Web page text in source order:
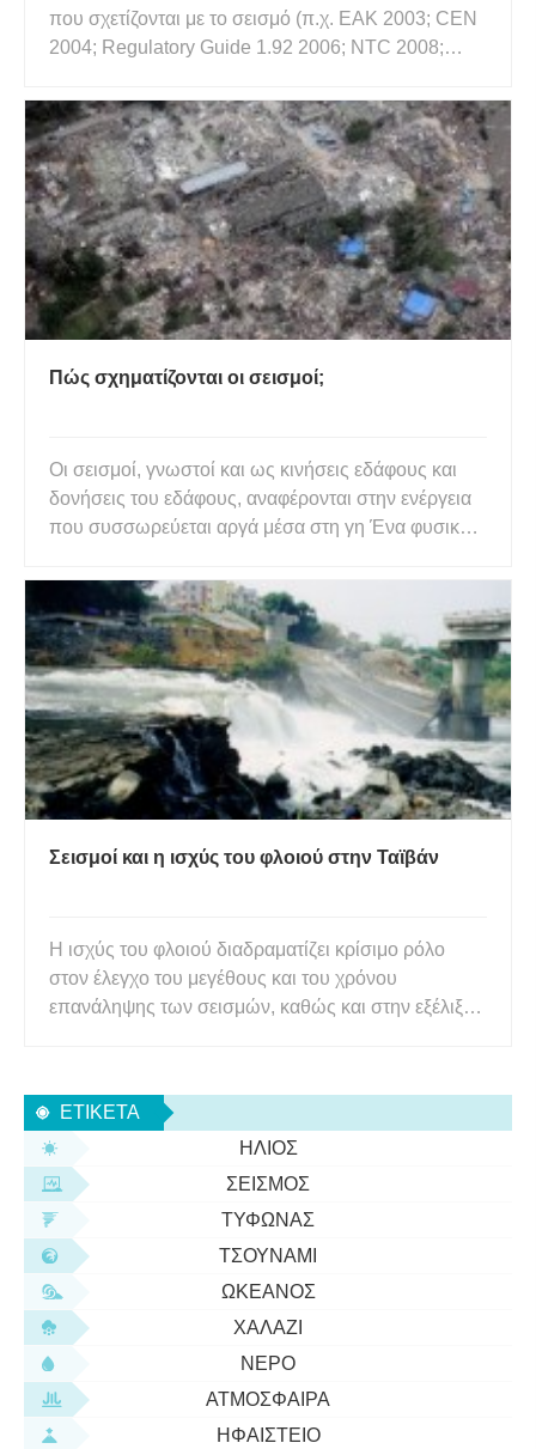
που σχετίζονται με το σεισμό (π.χ. EAK 2003; CEN
2004; Regulatory Guide 1.92 2006; NTC 2008;
γραμμών για τον ασφαλή σχεδιασμό και την
κατασκευή κατασκευών έναντι σεισμικών φορτίων.
Ωστόσο, οι σύγχρονες πρότυπες διατά
Πώς σχηματίζονται οι σεισμοί;
Οι σεισμοί, γνωστοί και ως κινήσεις εδάφους και
δονήσεις του εδάφους, αναφέρονται στην ενέργεια
που συσσωρεύεται αργά μέσα στη γη Ένα φυσικό
κύματα κατά τη δόνηση της επιφάνειας της Γης που
προκαλείται από μια ξαφνική απελευθέρωση. Είναι
μια ειδική μορ
Σεισμοί και η ισχύς του φλοιού στην Ταϊβάν
Η ισχύς του φλοιού διαδραματίζει κρίσιμο ρόλο
στον έλεγχο του μεγέθους και του χρόνου
επανάληψης των σεισμών, καθώς και στην εξέλιξη
πρόσφατα αναπτυγμένο αλγόριθμο, μπορέσαμε να
διερευνήσουμε την εξέλιξη της αντο
ΕΤΙΚΈΤΑ
ΉΛΙΟΣ
ΣΕΙΣΜΌΣ
ΤΥΦΏΝΑΣ
ΤΣΟΥΝΆΜΙ
ΩΚΕΑΝΌΣ
ΧΑΛΆΖΙ
ΝΕΡΌ
ΑΤΜΌΣΦΑΙΡΑ
ΗΦΑΊΣΤΕΙΟ